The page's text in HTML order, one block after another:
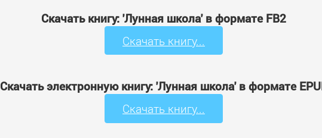
Скачать книгу: 'Лунная школа' в формате FB2
Скачать книгу...
Скачать электронную книгу: 'Лунная школа' в формате
Скачать книгу...